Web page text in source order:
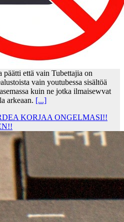
päätti että vain Tubettajia on
vain youtubessa sisältöä
kuin ne jotka ilmaisewvat
arkeaan. [...]
KORJAA ONGELMASI!!